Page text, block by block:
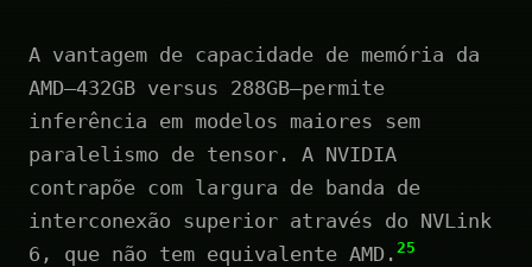
A vantagem de capacidade de memória da
AMD—432GB versus 288GB—permite
inferência em modelos maiores sem
paralelismo de tensor. A NVIDIA
contrapõe com largura de banda de
interconexão superior através do NVLink
6, que não tem equivalente AMD. 25